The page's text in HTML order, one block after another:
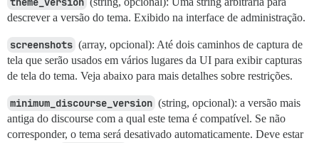
descrever a versão do tema. Exibido na interface de administração.
screenshots (array, opcional): Até dois caminhos de captura de
tela que serão usados em vários lugares da UI para exibir capturas
de tela do tema. Veja abaixo para mais detalhes sobre restrições.
minimum_discourse_version (string, opcional): a versão mais
antiga do discourse com a qual este tema é compatível. Se não
corresponder, o tema será desativado automaticamente. Deve estar